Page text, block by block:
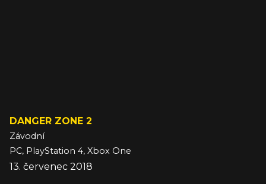
DANGER ZONE 2
Závodní
PC, PlayStation 4, Xbox One
13. červenec 2018